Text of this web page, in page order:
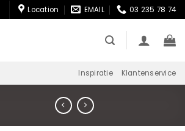
Location EMAIL 03 235 78 74
Inspiratie Klantenservice